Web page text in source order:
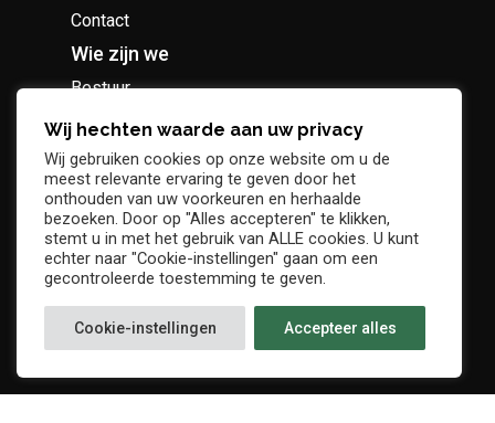
Contact
Wie zijn we
Bestuur
Geschiedenis
Supportersclub
Socio Business Club
Wij hechten waarde aan uw privacy
Wij gebruiken cookies op onze website om u de
meest relevante ervaring te geven door het
onthouden van uw voorkeuren en herhaalde
bezoeken. Door op "Alles accepteren" te klikken,
stemt u in met het gebruik van ALLE cookies. U kunt
echter naar "Cookie-instellingen" gaan om een
gecontroleerde toestemming te geven.
Cookie-instellingen Accepteer alles